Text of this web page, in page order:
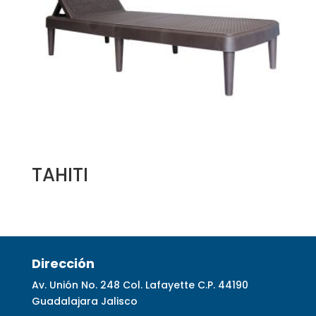
TAHITI
Dirección
Av. Unión No. 248 Col. Lafayette C.P. 44190
Guadalajara Jalisco